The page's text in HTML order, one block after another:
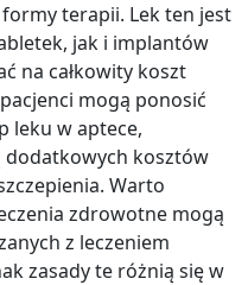
terapii. Lek ten jest
jak i implantów
na całkowity koszt
mogą ponosić
leku w aptece,
kosztów
Warto
zdrowotne mogą
z leczeniem
zasady te różnią się w